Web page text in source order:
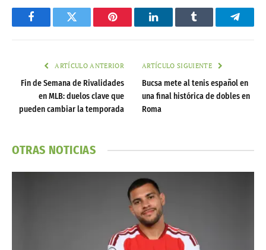
FacebookTwitter Pinterest LinkedInTumblr
ARTÍCULO ANTERIOR
Fin de Semana de Rivalidades
en MLB: duelos clave que
pueden cambiar la temporada
ARTÍCULO SIGUIENTE
Bucsa mete al tenis español en
una final histórica de dobles en
Roma
OTRAS NOTICIAS